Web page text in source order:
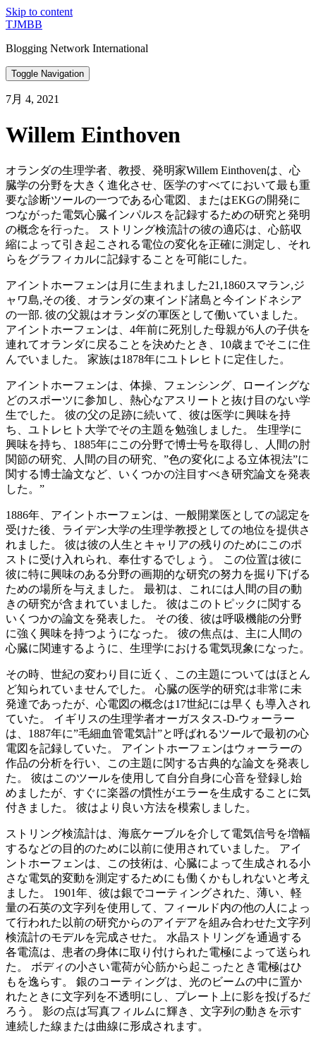
Skip to content
TJMBB
Blogging Network International
Toggle Navigation
7月 4, 2021
Willem Einthoven
オランダの生理学者、教授、発明家Willem Einthovenは、心
臓学の分野を大きく進化させ、医学のすべてにおいて最も重
要な診断ツールの一つである心電図、またはEKGの開発に
つながった電気心臓インパルスを記録するための研究と発明
の概念を行った。 ストリング検流計の彼の適応は、心筋収
縮によって引き起こされる電位の変化を正確に測定し、それ
らをグラフィカルに記録することを可能にした。
アイントホーフェンは月に生まれました21,1860スマラン,ジ
ャワ島,その後、オランダの東インド諸島と今インドネシア
の一部. 彼の父親はオランダの軍医として働いていました。
アイントホーフェンは、4年前に死別した母親が6人の子供を
連れてオランダに戻ることを決めたとき、10歳までそこに住
んでいました。 家族は1878年にユトレヒトに定住した。
アイントホーフェンは、体操、フェンシング、ローイングな
どのスポーツに参加し、熱心なアスリートと抜け目のない学
生でした。 彼の父の足跡に続いて、彼は医学に興味を持
ち、ユトレヒト大学でその主題を勉強しました。 生理学に
興味を持ち、1885年にこの分野で博士号を取得し、人間の肘
関節の研究、人間の目の研究、”色の変化による立体視法”に
関する博士論文など、いくつかの注目すべき研究論文を発表
した。”
1886年、アイントホーフェンは、一般開業医としての認定を
受けた後、ライデン大学の生理学教授としての地位を提供さ
れました。 彼は彼の人生とキャリアの残りのためにこのポ
ストに受け入れられ、奉仕するでしょう。 この位置は彼に
彼に特に興味のある分野の画期的な研究の努力を掘り下げる
ための場所を与えました。 最初は、これには人間の目の動
きの研究が含まれていました。 彼はこのトピックに関する
いくつかの論文を発表した。 その後、彼は呼吸機能の分野
に強く興味を持つようになった。 彼の焦点は、主に人間の
心臓に関連するように、生理学における電気現象になった。
その時、世紀の変わり目に近く、この主題についてはほとん
ど知られていませんでした。 心臓の医学的研究は非常に未
発達であったが、心電図の概念は17世紀には早くも導入され
ていた。 イギリスの生理学者オーガスタス-D-ウォーラー
は、1887年に”毛細血管電気計”と呼ばれるツールで最初の心
電図を記録していた。 アイントホーフェンはウォーラーの
作品の分析を行い、この主題に関する古典的な論文を発表し
た。 彼はこのツールを使用して自分自身に心音を登録し始
めましたが、すぐに楽器の慣性がエラーを生成することに気
付きました。 彼はより良い方法を模索しました。
ストリング検流計は、海底ケーブルを介して電気信号を増幅
するなどの目的のために以前に使用されていました。 アイ
ントホーフェンは、この技術は、心臓によって生成される小
さな電気的変動を測定するためにも働くかもしれないと考え
ました。 1901年、彼は銀でコーティングされた、薄い、軽
量の石英の文字列を使用して、フィールド内の他の人によっ
て行われた以前の研究からのアイデアを組み合わせた文字列
検流計のモデルを完成させた。 水晶ストリングを通過する
各電流は、患者の身体に取り付けられた電極によって送られ
た。 ボディの小さい電荷が心筋から起こったとき電極はひ
もを逸らす。 銀のコーティングは、光のビームの中に置か
れたときに文字列を不透明にし、プレート上に影を投げるだ
ろう。 影の点は写真フィルムに輝き、文字列の動きを示す
連続した線または曲線に形成されます。